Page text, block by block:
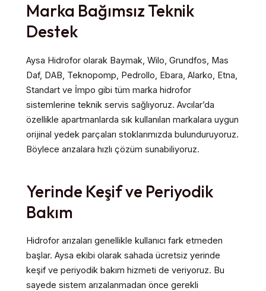
Marka Bağımsız Teknik
Destek
Aysa Hidrofor olarak Baymak, Wilo, Grundfos, Mas
Daf, DAB, Teknopomp, Pedrollo, Ebara, Alarko, Etna,
Standart ve İmpo gibi tüm marka hidrofor
sistemlerine teknik servis sağlıyoruz. Avcılar’da
özellikle apartmanlarda sık kullanılan markalara uygun
orijinal yedek parçaları stoklarımızda bulunduruyoruz.
Böylece arızalara hızlı çözüm sunabiliyoruz.
Yerinde Keşif ve Periyodik
Bakım
Hidrofor arızaları genellikle kullanıcı fark etmeden
başlar. Aysa ekibi olarak sahada ücretsiz yerinde
keşif ve periyodik bakım hizmeti de veriyoruz. Bu
sayede sistem arızalanmadan önce gerekli